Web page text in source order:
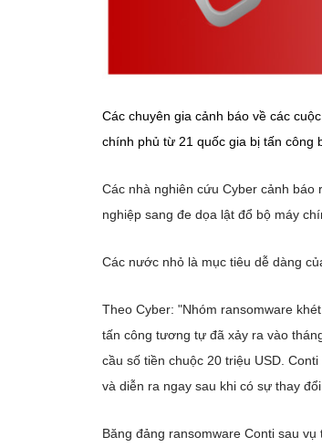
Các chuyên gia cảnh báo về các
chính phủ từ 21 quốc gia bị tấn công
Các nhà nghiên cứu Cyber cảnh
nghiệp sang đe dọa lật đổ bộ máy
Các nước nhỏ là mục tiêu dễ dàng
Theo Cyber: "Nhóm ransomware
tấn công tương tự đã xảy ra vào
cầu số tiền chuộc 20 triệu USD.
và diễn ra ngay sau khi có sự thay
Băng đảng ransomware Conti sau